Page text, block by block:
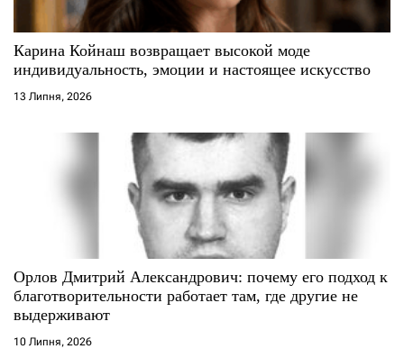
Карина Койнаш возвращает высокой моде
индивидуальность, эмоции и настоящее искусство
13 Липня, 2026
Орлов Дмитрий Александрович: почему его подход к
благотворительности работает там, где другие не
выдерживают
10 Липня, 2026